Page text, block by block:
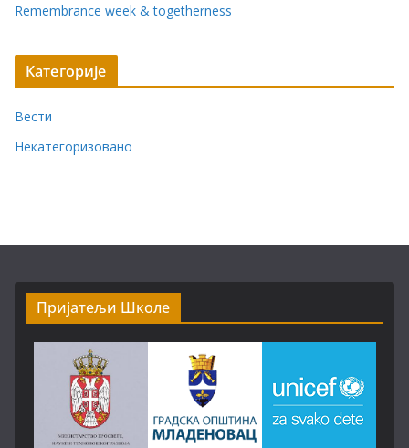
Remembrance week & togetherness
Категорије
Вести
Некатегоризовано
Пријатељи Школе